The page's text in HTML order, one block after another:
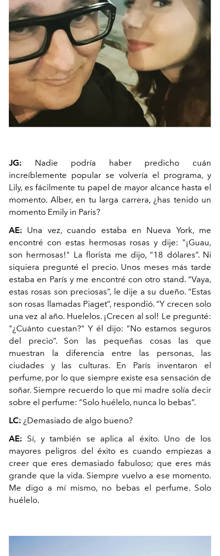
JG: Nadie podría haber predicho cuán
increíblemente popular se volvería el programa, y
Lily, es fácilmente tu papel de mayor alcance hasta el
momento. Alber, en tu larga carrera, ¿has tenido un
momento Emily in Paris?
AE: Una vez, cuando estaba en Nueva York, me
encontré con estas hermosas rosas y dije: "¡Guau,
son hermosas!" La florista me dijo, “18 dólares”. Ni
siquiera pregunté el precio. Unos meses más tarde
estaba en París y me encontré con otro stand. “Vaya,
estas rosas son preciosas”, le dije a su dueño. “Estas
son rosas llamadas Piaget”, respondió. “Y crecen solo
una vez al año. Huelelos. ¡Crecen al sol! Le pregunté:
"¿Cuánto cuestan?" Y él dijo: “No estamos seguros
del precio”. Son las pequeñas cosas las que
muestran la diferencia entre las personas, las
ciudades y las culturas. En París inventaron el
perfume, por lo que siempre existe esa sensación de
soñar. Siempre recuerdo lo que mi madre solía decir
sobre el perfume: “Solo huélelo, nunca lo bebas”.
LC: ¿Demasiado de algo bueno?
AE: Sí, y también se aplica al éxito. Uno de los
mayores peligros del éxito es cuando empiezas a
creer que eres demasiado fabuloso; que eres más
grande que la vida. Siempre vuelvo a ese momento.
Me digo a mí mismo, no bebas el perfume. Solo
huélelo.